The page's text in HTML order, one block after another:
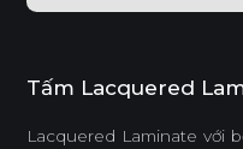
Tấm Lacquered
Lacquered Laminate với